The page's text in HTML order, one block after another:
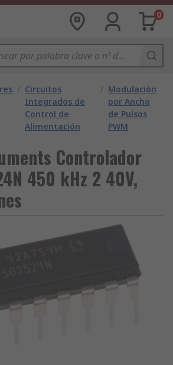
0
/ Circuitos
Integrados de
Control de
Alimentación
/ Modulación
por Ancho
de Pulsos
PWM
Controlador
450 kHz 2 40V,